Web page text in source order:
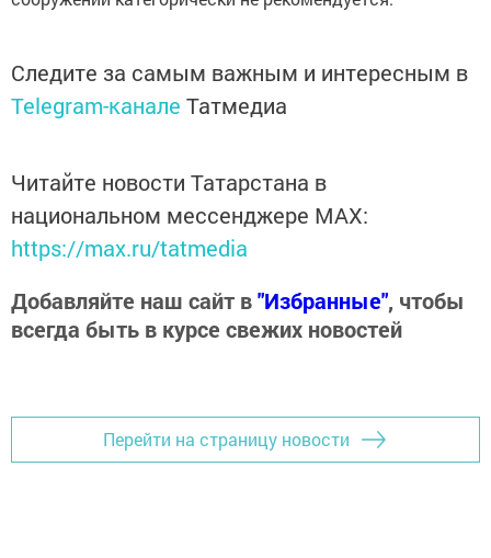
Следите за самым важным и интересным в
Telegram-канале Татмедиа
Читайте новости Татарстана в
национальном мессенджере MАХ:
https://max.ru/tatmedia
Добавляйте наш сайт в"Избранные", чтобы
всегда быть в курсе свежих новостей
Перейти на страницу новости